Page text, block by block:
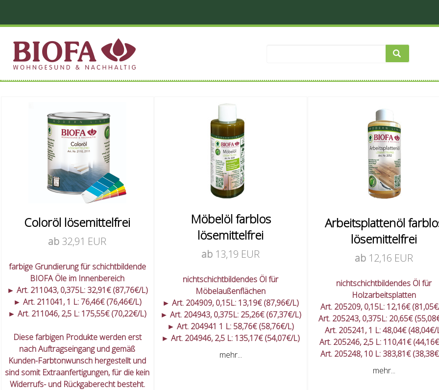
Coloröl lösemittelfrei
ab 32,91 EUR
farbige Grundierung für schichtbildende
BIOFA Öle im Innenbereich
► Art. 211043, 0,375L: 32,91€ (87,76€/L)
► Art. 211041, 1 L: 76,46€ (76,46€/L)
► Art. 211046, 2,5 L: 175,55€ (70,22€/L)
Diese farbigen Produkte werden erst
nach Auftragseingang und gemäß
Kunden-Farbtonwunsch hergestellt und
sind somit Extraanfertigungen, für die kein
Widerrufs- und Rückgaberecht besteht.
Möbelöl farblos
lösemittelfrei
ab 13,19 EUR
nichtschichtbildendes Öl für
Möbelaußenflächen
► Art. 204909, 0,15L: 13,19€ (87,96€/L)
► Art. 204943, 0,375L: 25,26€ (67,37€/L)
► Art. 204941 1 L: 58,76€ (58,76€/L)
► Art. 204946, 2,5 L: 135,17€ (54,07€/L)
mehr...
Arbeitsplattenöl
lösemittelfrei
ab 12,16 EUR
nichtschichtbildendes Öl für
Holzarbeitsplatten
Art. 205209, 0,15L: 12,16€
Art. 205243, 0,375L: 20,65€
Art. 205241, 1 L: 48,04€ (48,04€/
Art. 205246, 2,5 L: 110,41€
Art. 205248, 10 L: 383,81€
mehr...